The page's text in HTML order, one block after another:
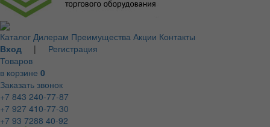
Каталог Дилерам Преимущества Акции Контакты
Вход | Регистрация
Товаров
в корзине 0
Заказать звонок
+7 843 240-77-87
+7 927 410-77-30
+7 93 7288 40-92